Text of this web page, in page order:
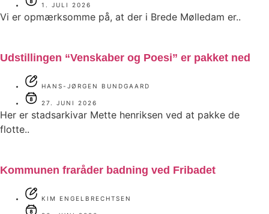
1. JULI 2026
Vi er opmærksomme på, at der i Brede Mølledam er..
Udstillingen “Venskaber og Poesi” er pakket ned
HANS-JØRGEN BUNDGAARD
27. JUNI 2026
Her er stadsarkivar Mette henriksen ved at pakke de
flotte..
Kommunen fraråder badning ved Fribadet
KIM ENGELBRECHTSEN